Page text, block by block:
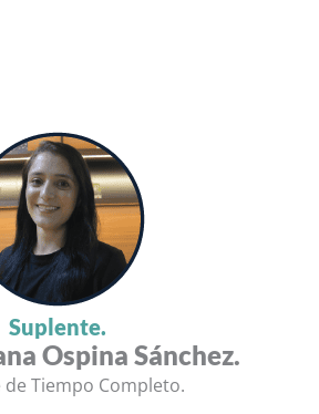
Suplente.
Ospina Sánchez.
de Tiempo Completo.